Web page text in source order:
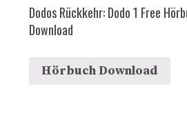
Dodos Rückkehr: Dodo 1 Free
Download
Hörbuch Download